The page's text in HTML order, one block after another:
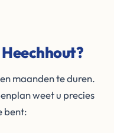
maanden te duren.
weet u precies
bent: